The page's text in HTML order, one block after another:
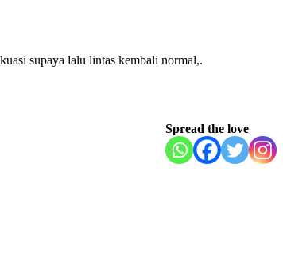
supaya lalu lintas kembali normal,.
Spread the love